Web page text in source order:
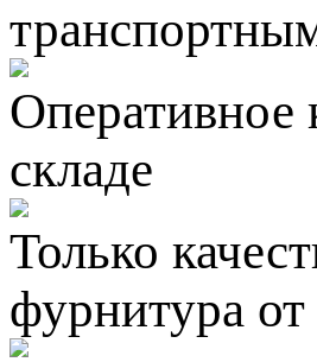
Оперативное
складе
Только
фурнитура